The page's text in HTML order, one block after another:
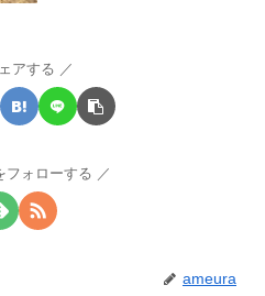
アする
フォローする
ameura